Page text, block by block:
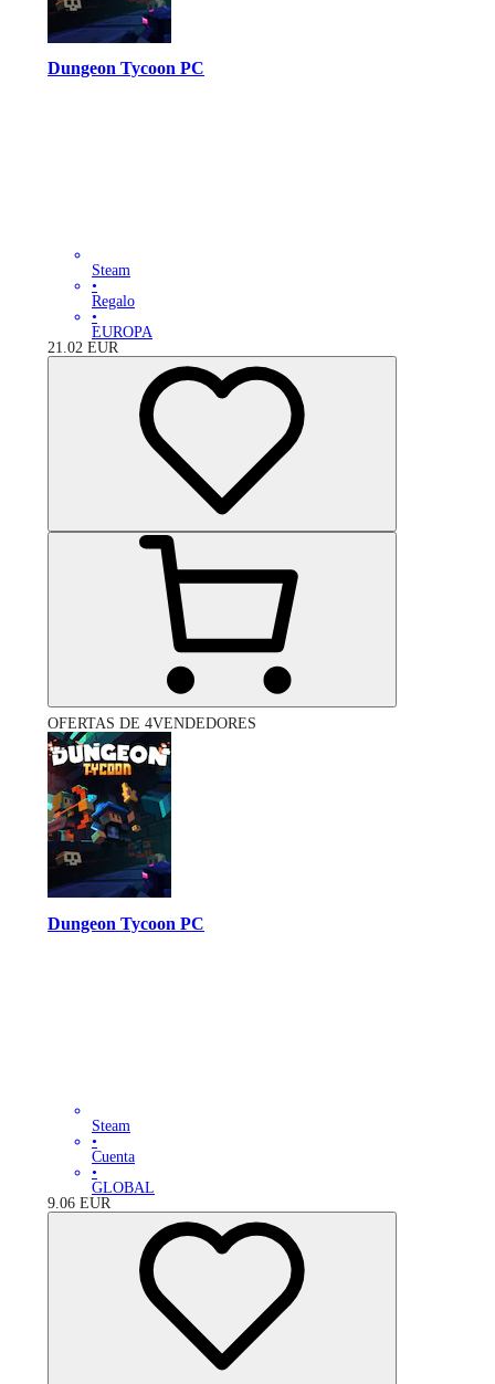
Dungeon Tycoon PC
Steam
•
Regalo
•
EUROPA
21.02 EUR
OFERTAS DE 4VENDEDORES
Dungeon Tycoon PC
Steam
•
Cuenta
•
GLOBAL
9.06 EUR